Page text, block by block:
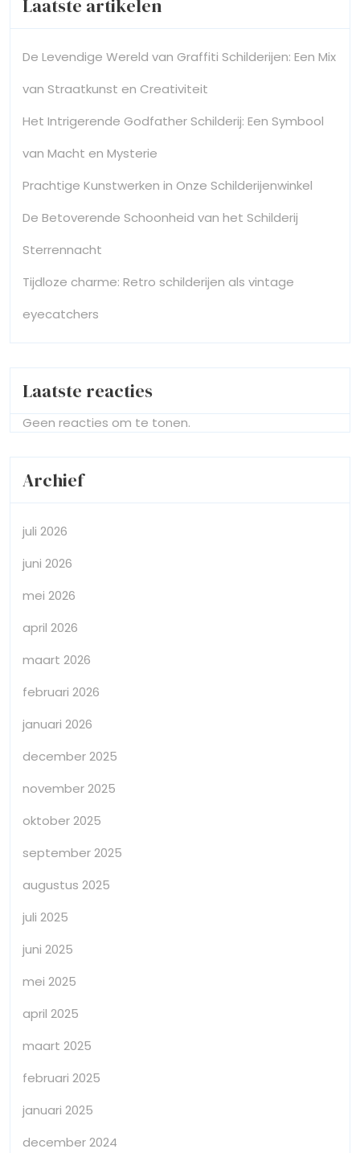
Laatste artikelen
De Levendige Wereld van Graffiti Schilderijen: Een Mix
van Straatkunst en Creativiteit
Het Intrigerende Godfather Schilderij: Een Symbool
van Macht en Mysterie
Prachtige Kunstwerken in Onze Schilderijenwinkel
De Betoverende Schoonheid van het Schilderij
Sterrennacht
Tijdloze charme: Retro schilderijen als vintage
eyecatchers
Laatste reacties
Geen reacties om te tonen.
Archief
juli 2026
juni 2026
mei 2026
april 2026
maart 2026
februari 2026
januari 2026
december 2025
november 2025
oktober 2025
september 2025
augustus 2025
juli 2025
juni 2025
mei 2025
april 2025
maart 2025
februari 2025
januari 2025
december 2024